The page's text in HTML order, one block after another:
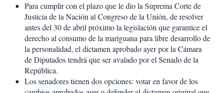
Para cumplir con el plazo que le dio la Suprema Corte de
Justicia de la Nación al Congreso de la Unión, de resolver
antes del 30 de abril próximo la legislación que garantice el
derecho al consumo de la mariguana para libre desarrollo de
la personalidad, el dictamen aprobado ayer por la Cámara
de Diputados tendrá que ser avalado por el Senado de la
República.
Los senadores tienen dos opciones: votar en favor de los